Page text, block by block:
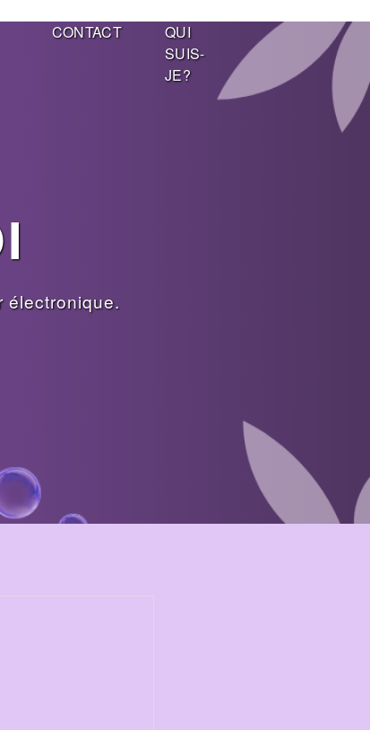
CONTACT
QUI
SUIS-
JE?
électronique.